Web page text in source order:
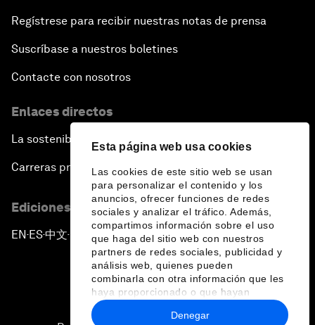
Esta página web usa cookies
Las cookies de este sitio web se usan
para personalizar el contenido y los
anuncios, ofrecer funciones de redes
sociales y analizar el tráfico. Además,
compartimos información sobre el uso
que haga del sitio web con nuestros
partners de redes sociales, publicidad y
análisis web, quienes pueden
combinarla con otra información que les
haya proporcionado o que hayan
recopilado a partir del uso que haya
hecho de sus servicios.
Denegar
Regístrese para recibir nuestras notas de prensa
Suscríbase a nuestros boletines
Contacte con nosotros
Enlaces directos
La sostenibilidad en el Foro
Carreras profesionales
Ediciones en otros idiomas
EN ▪ES▪中文▪ 日本語